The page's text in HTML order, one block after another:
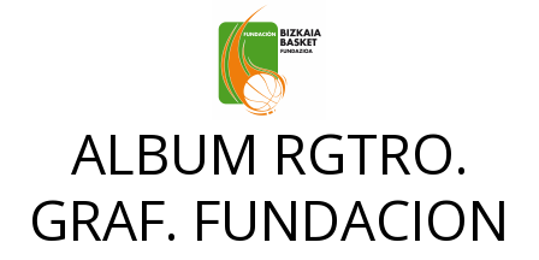
ALBUM RGTRO.
GRAF. FUNDACION